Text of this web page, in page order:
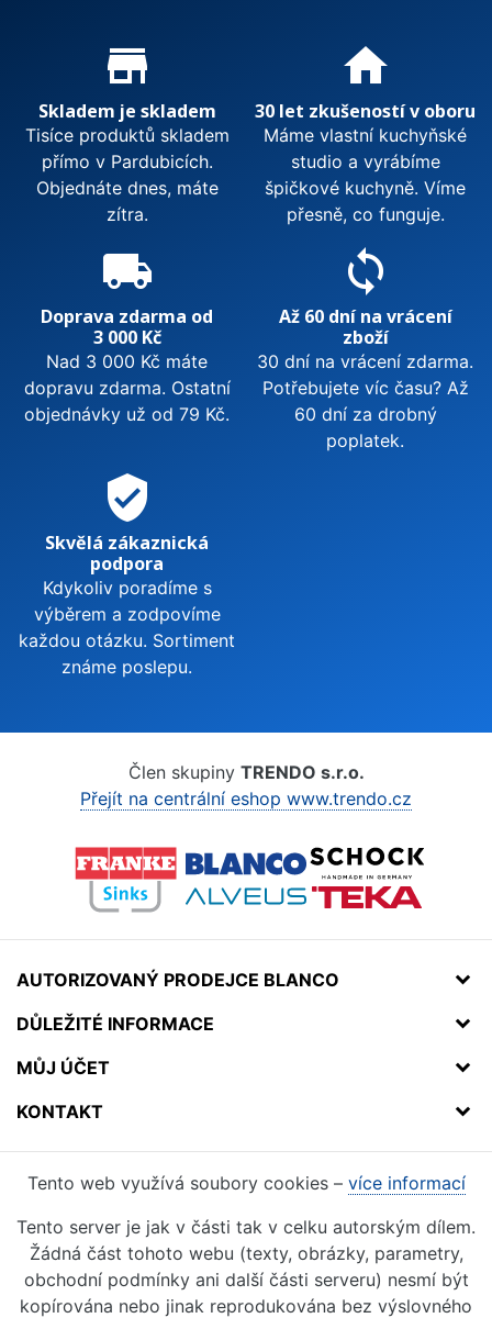
Proč nakupovat u nás?
store_mall_directory
Skladem je skladem
Tisíce produktů skladem
přímo v Pardubicích.
Objednáte dnes, máte
zítra.
home
30 let zkušeností v oboru
Máme vlastní kuchyňské
studio a vyrábíme
špičkové kuchyně. Víme
přesně, co funguje.
local_shipping
Doprava zdarma od
3 000 Kč
Nad 3 000 Kč máte
dopravu zdarma. Ostatní
objednávky už od 79 Kč.
sync
Až 60 dní na vrácení
zboží
30 dní na vrácení zdarma.
Potřebujete víc času? Až
60 dní za drobný
poplatek.
verified_user
Skvělá zákaznická
podpora
Kdykoliv poradíme s
výběrem a zodpovíme
každou otázku. Sortiment
známe poslepu.
Člen skupiny TRENDO s.r.o.
Přejít na centrální eshop www.trendo.cz
AUTORIZOVANÝ PRODEJCE BLANCO
DŮLEŽITÉ INFORMACE
MŮJ ÚČET
KONTAKT
Tento web využívá soubory cookies – více informací
Tento server je jak v části tak v celku autorským dílem.
Žádná část tohoto webu (texty, obrázky, parametry,
obchodní podmínky ani další části serveru) nesmí být
kopírována nebo jinak reprodukována bez výslovného